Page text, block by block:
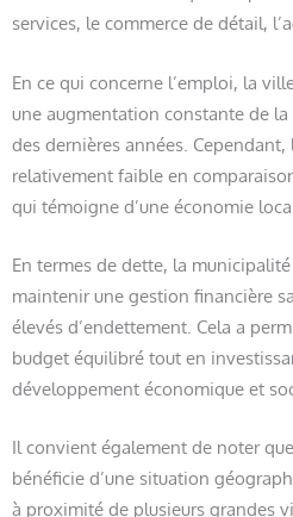
services, le commerce de détail,
En ce qui concerne l’emploi, la
une augmentation constante de
des dernières années.
relativement faible en
qui témoigne d’une économie
En termes de dette, la
maintenir une gestion financière
élevés d’endettement. Cela a
budget équilibré tout en
développement économique et
Il convient également de noter
bénéficie d’une situation
à proximité de plusieurs grandes